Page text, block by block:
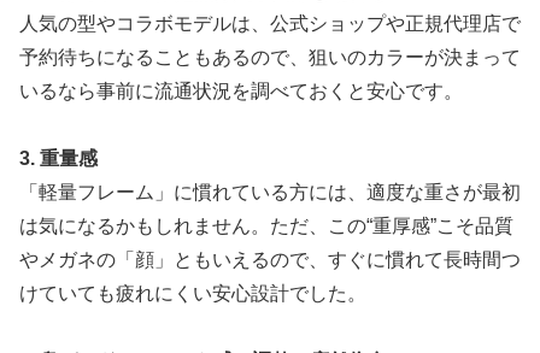
人気の型やコラボモデルは、公式ショップや正規代理店で
予約待ちになることもあるので、狙いのカラーが決まって
いるなら事前に流通状況を調べておくと安心です。
3. 重量感
「軽量フレーム」に慣れている方には、適度な重さが最初
は気になるかもしれません。ただ、この“重厚感”こそ品質
やメガネの「顔」ともいえるので、すぐに慣れて長時間つ
けていても疲れにくい安心設計でした。